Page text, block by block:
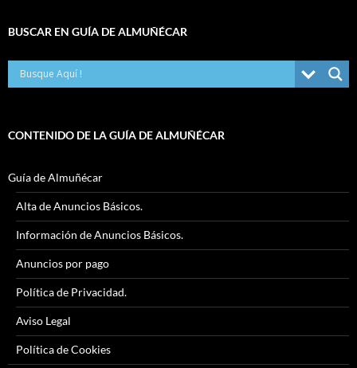
BUSCAR EN GUÍA DE ALMUÑÉCAR
CONTENIDO DE LA GUÍA DE ALMUÑÉCAR
Guía de Almuñécar
Alta de Anuncios Básicos.
Información de Anuncios Básicos.
Anuncios por pago
Política de Privacidad.
Aviso Legal
Política de Cookies